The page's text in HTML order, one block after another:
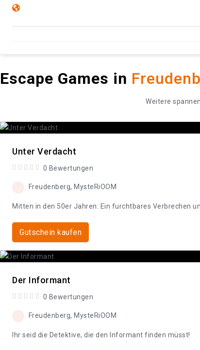
Escape Games in
Weitere
Unter Verdacht
0 Bewertungen
Freudenberg, MysteRiOOM
Mitten in den 50er Jahren: Ein furchtbares Verbrechen
Gutschein kaufen
Der Informant
0 Bewertungen
Freudenberg, MysteRiOOM
Ihr seid die Detektive, die den Informant finden müsst!